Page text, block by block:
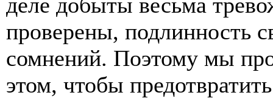
проверены, подлинность
сомнений. Поэтому мы
этом, чтобы